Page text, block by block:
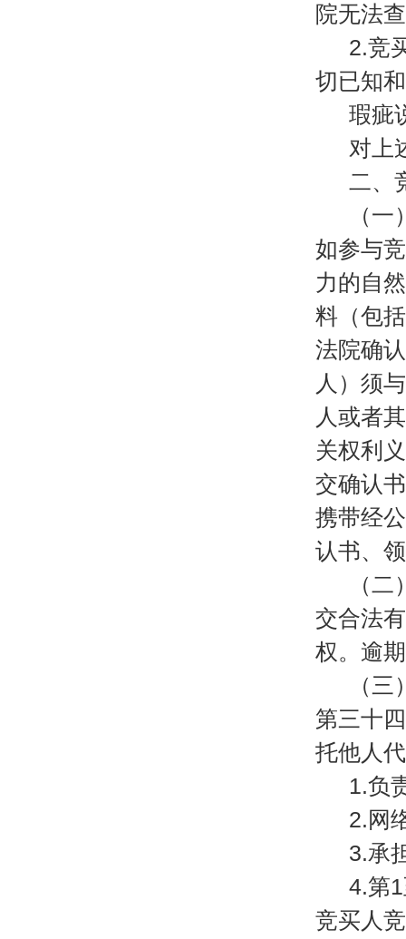
院无法
2.竞
切已知
瑕疵
对上
二、
（
如参与
力的自
料（包
法院确
人）须
人或者
关权利
交确认
携带经
认书、
（
交合法
权。逾
（
第三十
托他人
1.负
2.网
3.承
4.第
竞买人